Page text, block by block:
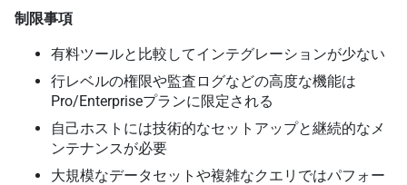
制限事項
有料ツールと比較してインテグレーションが少ない
行レベルの権限や監査ログなどの高度な機能は
Pro/Enterpriseプランに限定される
自己ホストには技術的なセットアップと継続的なメ
ンテナンスが必要
大規模なデータセットや複雑なクエリではパフォー